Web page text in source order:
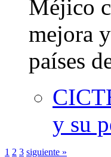
Méjico
mejora
países
y su
1 2 3 siguiente »